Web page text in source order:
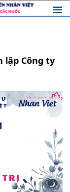
lập Công ty